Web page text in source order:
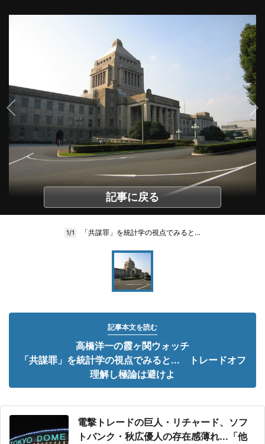
記事に戻る
1/1 「共謀罪」を統計学の視点でみると…
記事本文を読む
高橋洋一の霞ヶ関ウォッチ
「共謀罪」を統計学の視点でみると... トレードオフ
理解し極論は避けよ
電撃トレードの巨人・リチャード、ソフ
トバンク・秋広優人の存在感薄れ...「他